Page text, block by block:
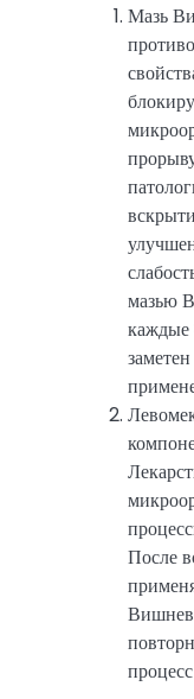
Мазь
мазью
каждые
После